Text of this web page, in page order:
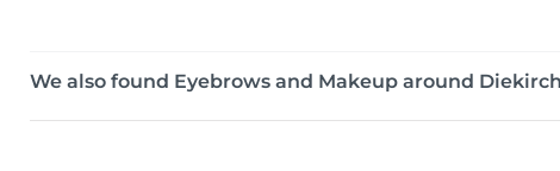
We also found Eyebrows and Makeup around Diekirch